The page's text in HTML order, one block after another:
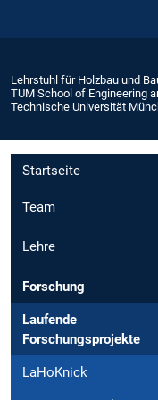
Lehrstuhl für Holzbau und
TUM School of Engineering
Technische Universität
Startseite
Team
Lehre
Forschung
Laufende
Forschungsprojekte
LaHoKnick